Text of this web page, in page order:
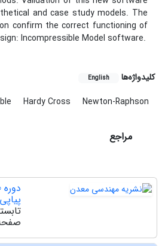
and case study models. The
confirm the correct functioning of
Incompressible Model software.
کلیدواژه‌ها English
Hardy Cross
Newton-Raphson
مراجع
پیاپی 67